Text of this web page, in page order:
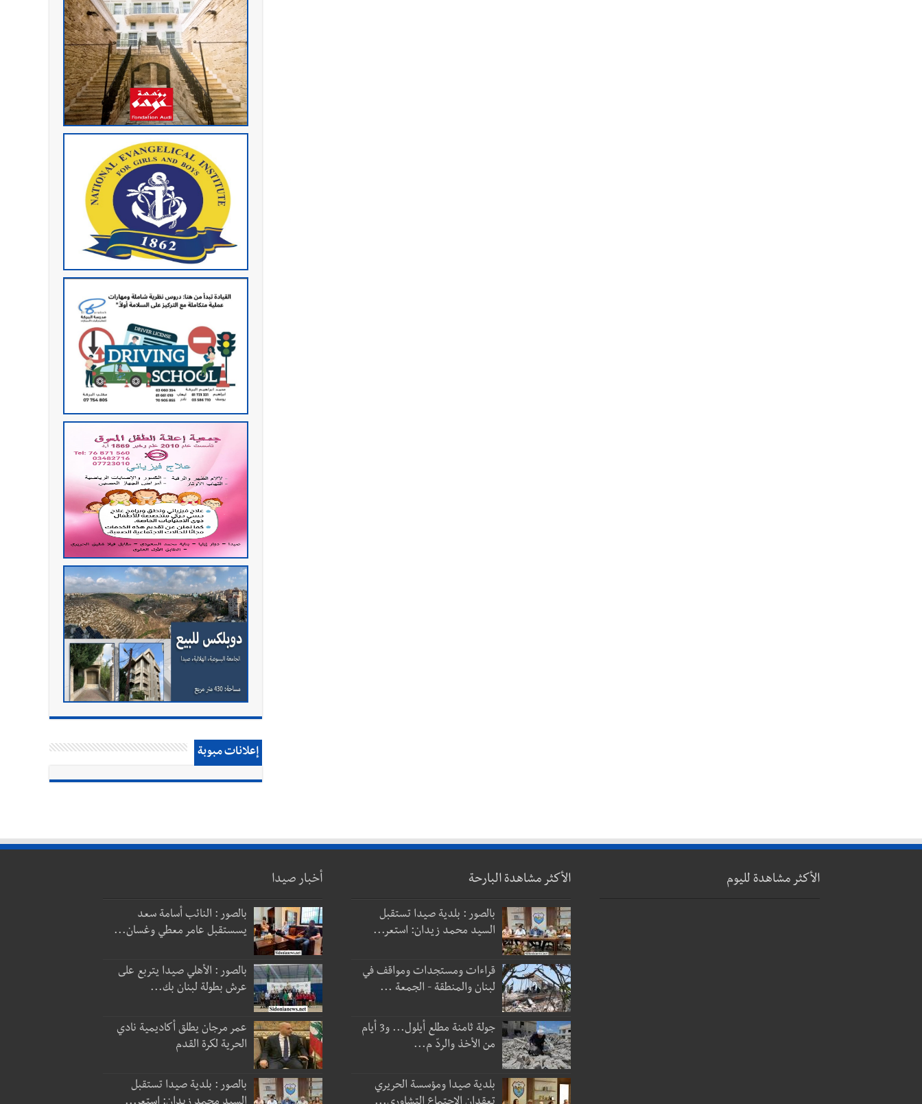
إعلانات مبوبة
الأكثر مشاهدة لليوم الأكثر مشاهدة البارحة
بالصور : بلدية صيدا تستقبل
السيد محمد زيدان: استعر...
قراءات ومستجدات ومواقف في
لبنان والمنطقة - الجمعة ...
جولة ثامنة مطلع أيلول... و3 أيام
من الأخذ والردّ م...
بلدية صيدا ومؤسسة الحريري
أخبار صيدا
بالصور : النائب أسامة سعد
يسستقبل عامر معطي وغسان...
بالصور : الأهلي صيدا يتربع على
عرش بطولة لبنان بك...
عمر مرجان يطلق أكاديمية نادي
الحرية لكرة القدم
بالصور : بلدية صيدا تستقبل